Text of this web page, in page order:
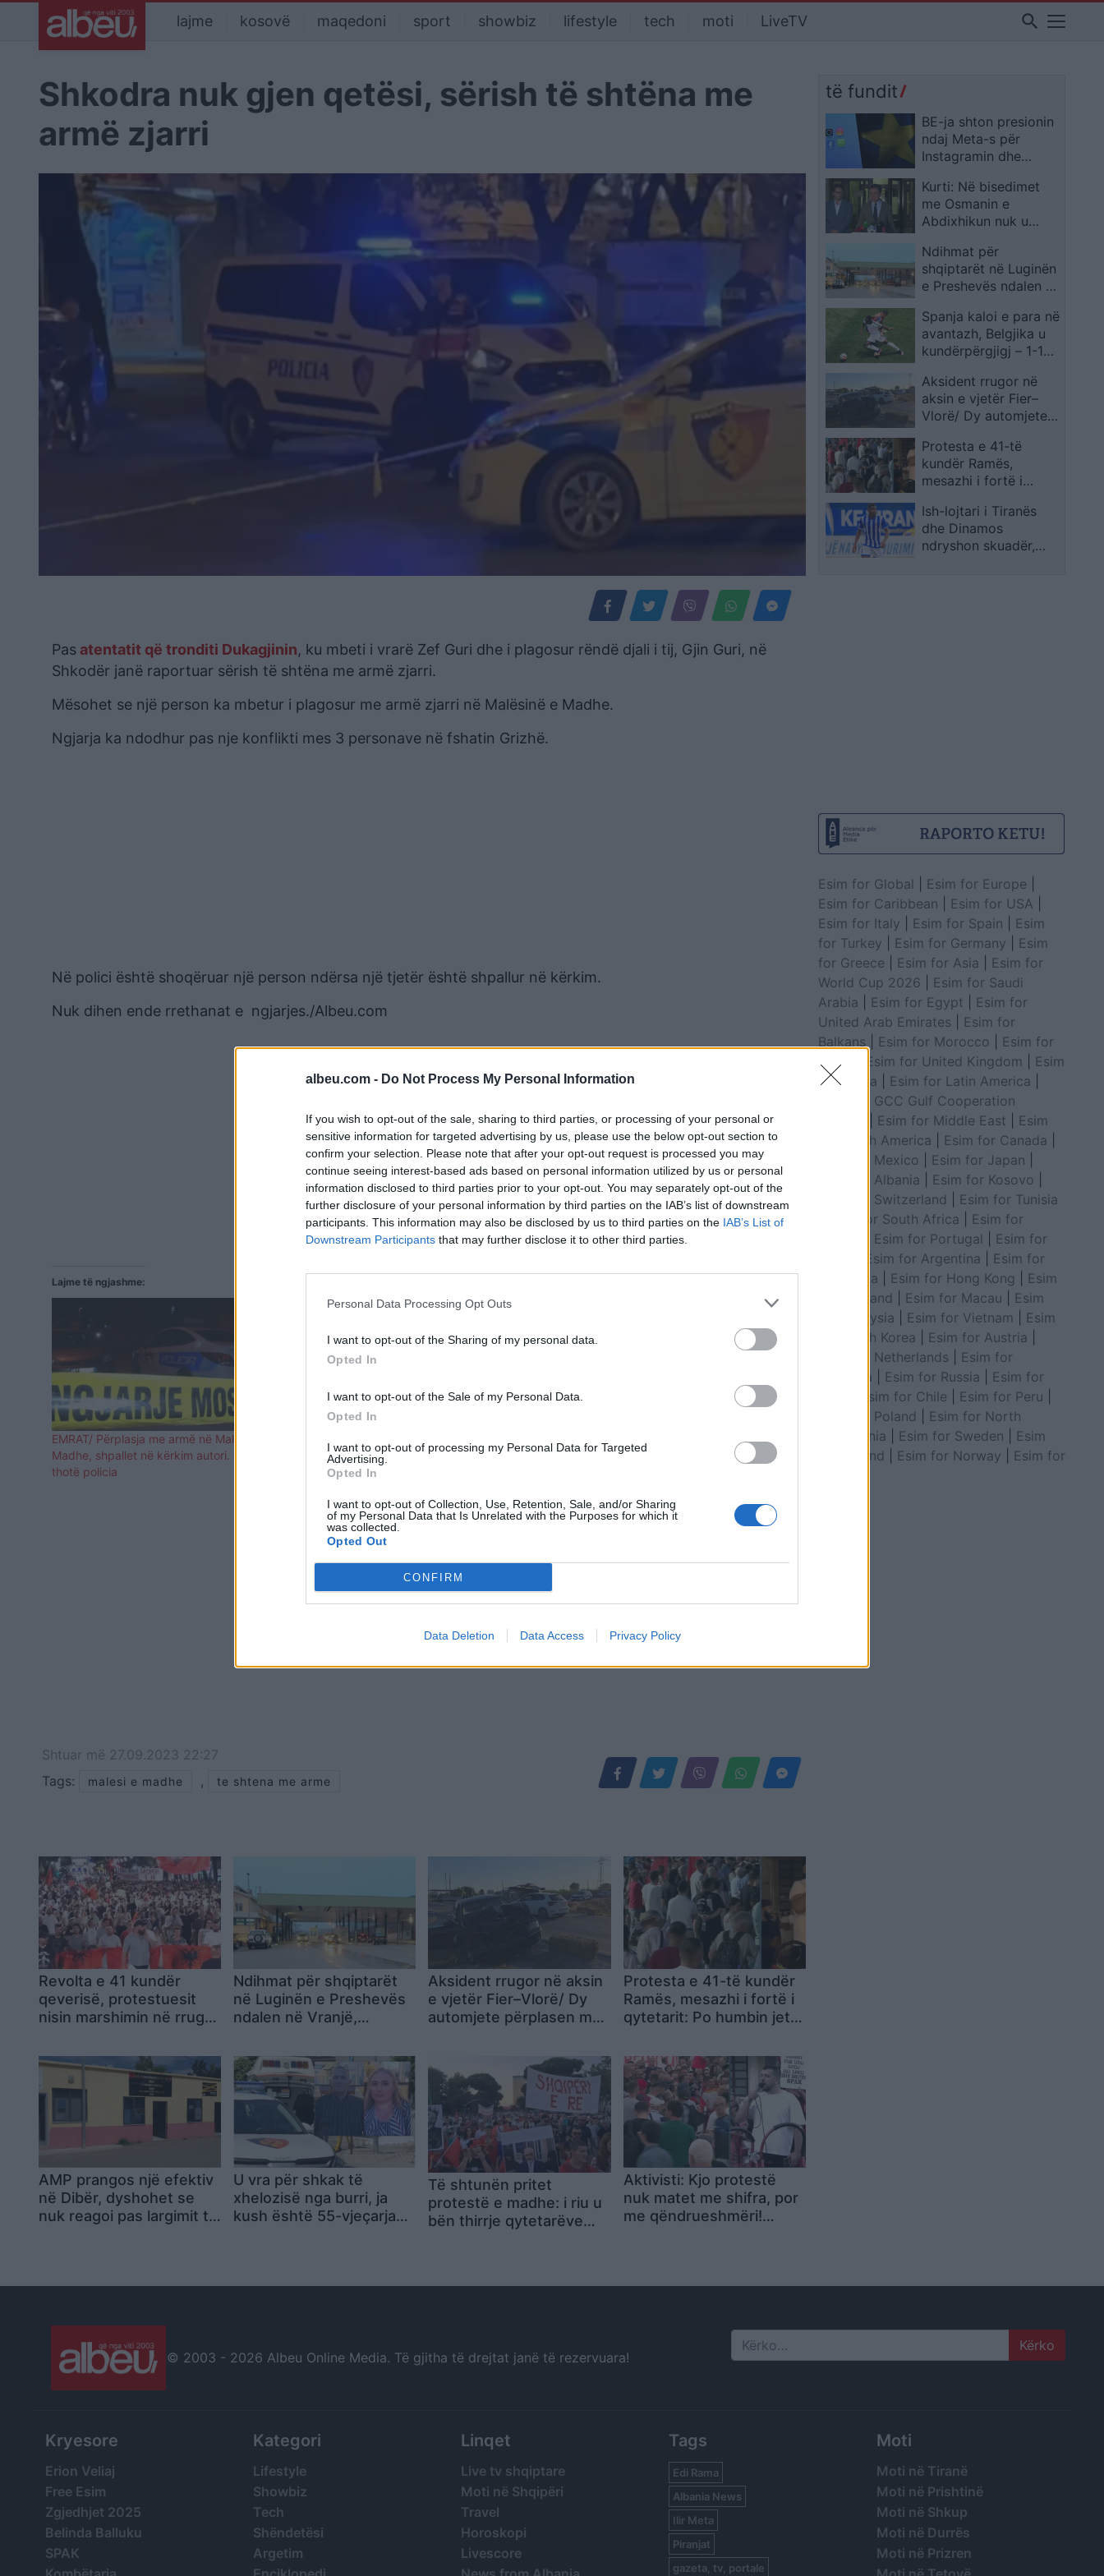
albeu.com - Do Not Process My Personal Information
If you wish to opt-out of the sale, sharing to third parties, or processing of your personal or
sensitive information for targeted advertising by us, please use the below opt-out section to
confirm your selection. Please note that after your opt-out request is processed you may
continue seeing interest-based ads based on personal information utilized by us or personal
information disclosed to third parties prior to your opt-out. You may separately opt-out of the
further disclosure of your personal information by third parties on the IAB’s list of downstream
participants. This information may also be disclosed by us to third parties on the IAB’s List of
Downstream Participants that may further disclose it to other third parties.
Personal Data Processing Opt Outs
I want to opt-out of the Sharing of my personal data.
Opted In
I want to opt-out of the Sale of my Personal Data.
Opted In
I want to opt-out of processing my Personal Data for Targeted
Advertising.
Opted In
I want to opt-out of Collection, Use, Retention, Sale, and/or Sharing
of my Personal Data that Is Unrelated with the Purposes for which it
was collected.
Opted Out
CONFIRM
Data Deletion Data Access Privacy Policy
lajme kosovë maqedoni sport showbiz lifestyle tech moti LiveTV search
Shkodra nuk gjen qetësi, sërish të shtëna me
armë zjarri
Pas atentatit që tronditi Dukagjinin, ku mbeti i vrarë Zef Guri dhe i plagosur rëndë djali i tij, Gjin Guri, në
Shkodër janë raportuar sërish të shtëna me armë zjarri.
Mësohet se një person ka mbetur i plagosur me armë zjarri në Malësinë e Madhe.
Ngjarja ka ndodhur pas nje konflikti mes 3 personave në fshatin Grizhë.
Në polici është shoqëruar një person ndërsa një tjetër është shpallur në kërkim.
Nuk dihen ende rrethanat e ngjarjes./Albeu.com
Lajme të ngjashme:
EMRAT/ Përplasja me armë në Malësinë e
Madhe, shpallet në kërkim autori. Ja çfarë
thotë policia
plagosur
Të shtëna me armë zjarri në Mitrovicë,
raportohet për një të plagosur
Shtuar më 27.09.2023 22:27
Tags:
malesi e madhe , te shtena me arme
Revolta e 41 kundër
qeverisë, protestuesit
nisin marshimin në rrugët
Rama jepe dorëheqjen
Ndihmat për shqiptarët
në Luginën e Preshevës
ndalen në Vranjë,
akuzë
Aksident rrugor në aksin
e vjetër Fier–Vlorë/ Dy
automjete përplasen me
Protesta e 41-të kundër
Ramës, mesazhi i fortë i
qytetarit: Po humbin jetë
deri në largimin e
qeverisë
AMP prangos një efektiv
në Dibër, dyshohet se
nuk reagoi pas largimit të
U vra për shkak të
xhelozisë nga burri, ja
kush është 55-vjeçarja
Të shtunën pritet
protestë e madhe: i riu u
bën thirrje qytetarëve
Aktivisti: Kjo protestë
nuk matet me shifra, por
me qëndrueshmëri!
Një qeveri e korruptuar
të fundit
BE-ja shton presionin
ndaj Meta-s për
Instagramin dhe
me “dizajnet që nxisin
varësi”
Kurti: Në bisedimet
me Osmanin e
Abdixhikun nuk u
presidentin
Ndihmat për
shqiptarët në Luginën
e Preshevës ndalen në
serbe në akuzë
Spanja kaloi e para në
avantazh, Belgjika u
kundërpërgjigj – 1-1
parë
Aksident rrugor në
aksin e vjetër Fier–
Vlorë/ Dy automjete
tjetrën, plagoset
pasagjeri
Protesta e 41-të
kundër Ramës,
mesazhi i fortë i
jetë çdo ditë! Mos u
tërhiqni deri në
largimin e qeverisë
Ish-lojtari i Tiranës
dhe Dinamos
ndryshon skuadër,
Esim for Global Esim for Europe
Esim for Caribbean
Esim for USA
Esim for Italy
Esim for Spain
Esim
for Turkey
Esim for Germany
Esim
for Greece
Esim for Asia
Esim for
World Cup 2026
Esim for Saudi
Arabia
Esim for Egypt
Esim for
United Arab Emirates
Esim for
Balkans
Esim for Morocco
Esim for
China
Esim for United Kingdom
Esim
for Africa
Esim for Latin America
Esim for GCC Gulf Cooperation
Esim for Middle East
Esim
for South America
Esim for Canada
Esim for Mexico
Esim for Japan
Esim for Albania
Esim for Kosovo
Esim for Switzerland
Esim for Tunisia
Esim for South Africa
Esim for
Esim for Portugal
Esim for
Esim for Argentina
Esim for
Colombia
Esim for Hong Kong
Esim
for Thailand
Esim for Macau
Esim
for Malaysia
Esim for Vietnam
Esim
for South Korea
Esim for Austria
Esim for Netherlands
Esim for
Australia
Esim for Russia
Esim for
Esim for Chile Esim for Peru
Esim for Poland
Esim for North
Macedonia
Esim for Sweden
Esim
for Finland
Esim for Norway
Esim for
© 2003 - 2026 Albeu Online Media. Të gjitha të drejtat janë të rezervuara! Search
Kryesore
Erion Veliaj
Free Esim
Zgjedhjet 2025
Belinda Balluku
SPAK
Kategori
Lifestyle
Showbiz
Tech
Shëndetësi
Argetim
Linqet
Live tv shqiptare
Moti në Shqipëri
Travel
Horoskopi
Livescore
Tags
Edi Rama
Albania News
Ilir Meta
Piranjat
gazeta, tv, portale
Moti
Moti në Tiranë
Moti në Prishtinë
Moti në Shkup
Moti në Durrës
Moti në Prizren